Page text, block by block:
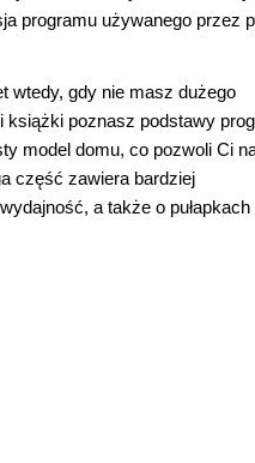
programu używanego przez
wtedy, gdy nie masz dużego
poznasz podstawy
model domu, co pozwoli Ci
część zawiera bardziej
a także o pułapkach